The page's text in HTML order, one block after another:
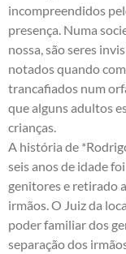
incompreendidos
presença. Numa
nossa, são seres
notados quando
trancafiados num
que alguns adultos
crianças.
A história de
seis anos de idade
genitores e retirado
irmãos. O Juiz da
poder familiar dos
separação dos